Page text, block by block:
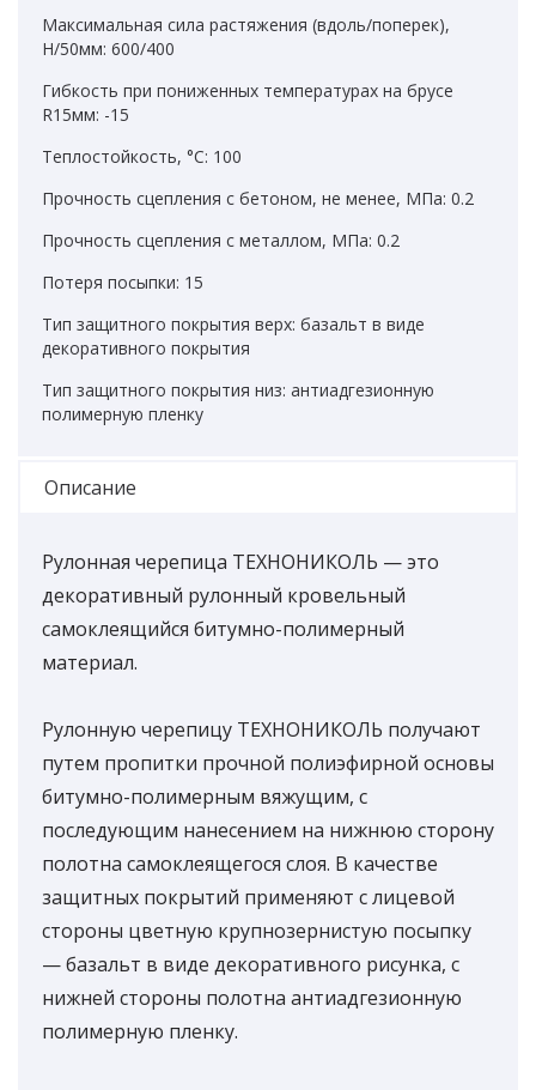
Максимальная сила растяжения (вдоль/поперек),
Н/50мм: 600/400
Гибкость при пониженных температурах на брусе
R15мм: -15
Теплостойкость, °C: 100
Прочность сцепления с бетоном, не менее, МПа: 0.2
Прочность сцепления с металлом, МПа: 0.2
Потеря посыпки: 15
Тип защитного покрытия верх: базальт в виде
декоративного покрытия
Тип защитного покрытия низ: антиадгезионную
полимерную пленку
Описание
Рулонная черепица ТЕХНОНИКОЛЬ — это
декоративный рулонный кровельный
самоклеящийся битумно-полимерный
материал.
Рулонную черепицу ТЕХНОНИКОЛЬ получают
путем пропитки прочной полиэфирной основы
битумно-полимерным вяжущим, с
последующим нанесением на нижнюю сторону
полотна самоклеящегося слоя. В качестве
защитных покрытий применяют с лицевой
стороны цветную крупнозернистую посыпку
— базальт в виде декоративного рисунка, с
нижней стороны полотна антиадгезионную
полимерную пленку.